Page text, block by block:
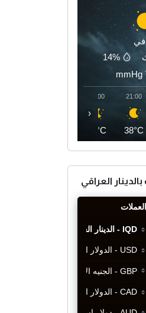
14%
mmHg
21:00
38°C
22:00
37°C
‹
العراقي